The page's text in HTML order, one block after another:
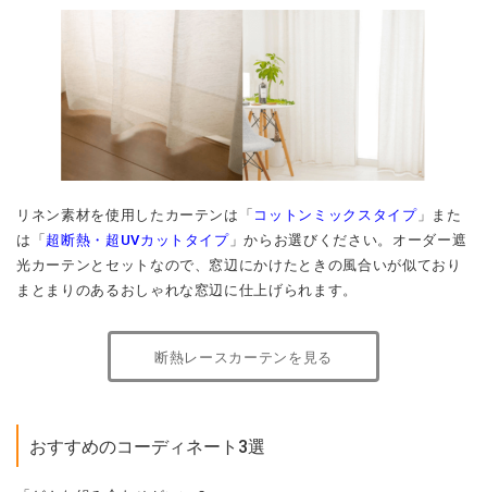
リネン素材を使用したカーテンは「 コットンミックスタイプ」また
は「 超断熱・超UVカットタイプ」からお選びください。オーダー遮
光カーテンとセットなので、窓辺にかけたときの風合いが似ており
まとまりのあるおしゃれな窓辺に仕上げられます。
断熱レースカーテンを見る
おすすめのコーディネート3選